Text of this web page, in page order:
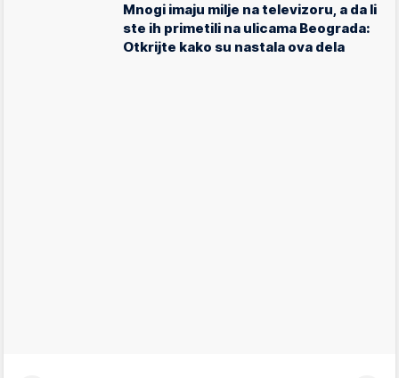
Mnogi imaju milje na televizoru, a da li
ste ih primetili na ulicama Beograda:
Otkrijte kako su nastala ova dela